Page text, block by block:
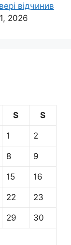
відчинив
2026
S S
1 2
8 9
15 16
22 23
29 30